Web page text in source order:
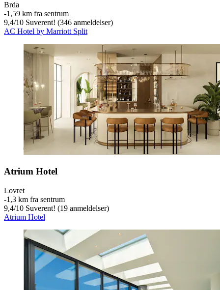
Brda
‐1,59 km fra sentrum
9,4/10 Suverent! (346 anmeldelser)
AC Hotel by Marriott Split
Atrium Hotel
Lovret
‐1,3 km fra sentrum
9,4/10 Suverent! (19 anmeldelser)
Atrium Hotel